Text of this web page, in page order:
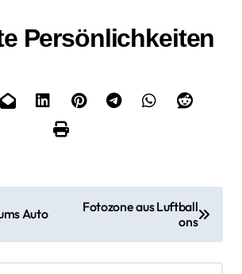
Persönlichkeiten
Auto
Fotozone aus Luftball
ons